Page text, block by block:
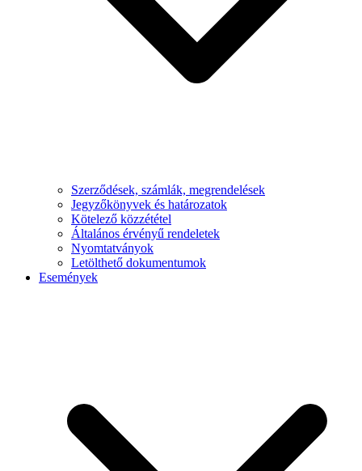
Szerződések, számlák, megrendelések
Jegyzőkönyvek és határozatok
Kötelező közzététel
Általános érvényű rendeletek
Nyomtatványok
Letölthető dokumentumok
Események